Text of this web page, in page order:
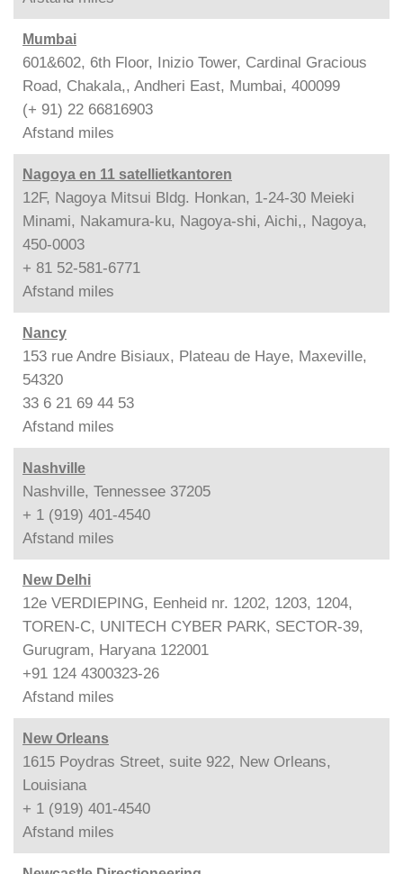
Mumbai
601&602, 6th Floor, Inizio Tower, Cardinal Gracious
Road, Chakala,, Andheri East, Mumbai, 400099
(+ 91) 22 66816903
Afstand miles
Nagoya en 11 satellietkantoren
12F, Nagoya Mitsui Bldg. Honkan, 1-24-30 Meieki
Minami, Nakamura-ku, Nagoya-shi, Aichi,, Nagoya,
450-0003
+ 81 52-581-6771
Afstand miles
Nancy
153 rue Andre Bisiaux, Plateau de Haye, Maxeville,
54320
33 6 21 69 44 53
Afstand miles
Nashville
Nashville, Tennessee 37205
+ 1 (919) 401-4540
Afstand miles
New Delhi
12e VERDIEPING, Eenheid nr. 1202, 1203, 1204,
TOREN-C, UNITECH CYBER PARK, SECTOR-39,
Gurugram, Haryana 122001
+91 124 4300323-26
Afstand miles
New Orleans
1615 Poydras Street, suite 922, New Orleans,
Louisiana
+ 1 (919) 401-4540
Afstand miles